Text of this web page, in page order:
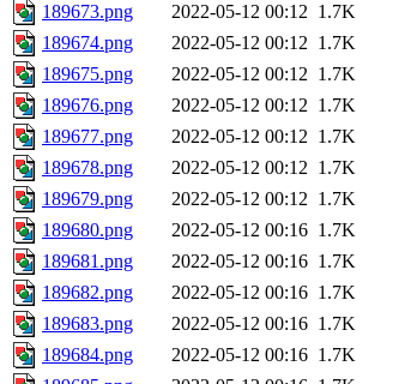
189673.png
2022-05-12 00:12 1.7K
189674.png
2022-05-12 00:12 1.7K
189675.png
2022-05-12 00:12 1.7K
189676.png
2022-05-12 00:12 1.7K
189677.png
2022-05-12 00:12 1.7K
189678.png
2022-05-12 00:12 1.7K
189679.png
2022-05-12 00:12 1.7K
189680.png
2022-05-12 00:16 1.7K
189681.png
2022-05-12 00:16 1.7K
189682.png
2022-05-12 00:16 1.7K
189683.png
2022-05-12 00:16 1.7K
189684.png
2022-05-12 00:16 1.7K